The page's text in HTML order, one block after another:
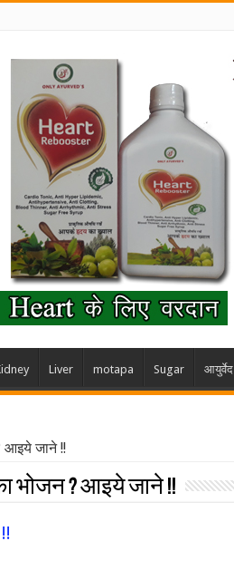
Liver motapa Sugar आयुर्वेद
आइये जाने !!
भोजन ? आइये जाने !!